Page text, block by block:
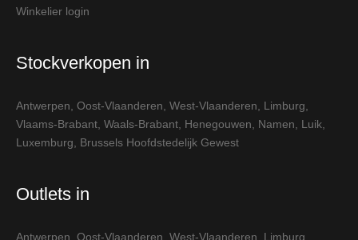
Winkelier login
Stockverkopen in
Antwerpen Oost-Vlaanderen West-Vlaanderen Limburg
Vlaams-Brabant Waals-Brabant Henegouwen Namen Luik
Luxemburg
Brussels Hoofdstedelijk Gewest
Outlets in
Antwerpen Oost-Vlaanderen West-Vlaanderen Limburg